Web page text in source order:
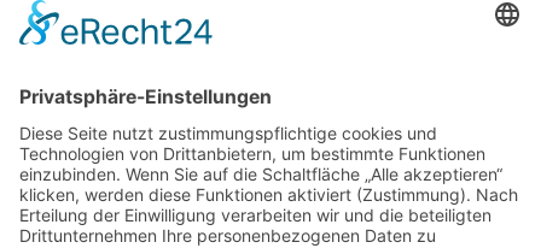
Netzwerkerinnen
Login für Mitglieder
Noch kein Mitglied im unternehmerinnen forum niederrhein?
gibt es weitere Informationen.
Für Mitgliedsfrauen: zum Erstellen eigener Angebote und zum
Bearbeiten des Unternehmensprofils bitte einloggen!